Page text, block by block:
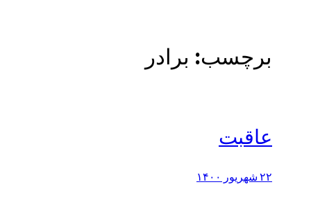
برچسب: برادر
عاقبت
۲۲ شهریور ۱۴۰۰